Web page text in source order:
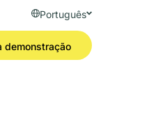
Português
demonstração